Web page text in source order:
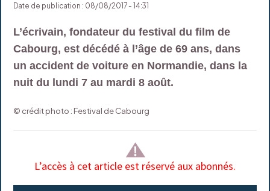
Date de publication : 08/08/2017 - 14:31
L’écrivain, fondateur du festival du film de
Cabourg, est décédé à l’âge de 69 ans, dans
un accident de voiture en Normandie, dans la
nuit du lundi 7 au mardi 8 août.
© crédit photo : Festival de Cabourg
L’accès à cet article est réservé aux abonnés.